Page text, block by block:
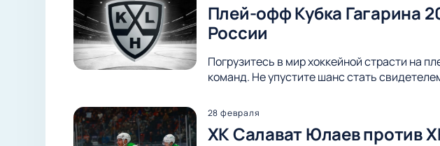
Плей-офф Кубка Гагарина
России
Погрузитесь в мир хоккейной страсти на
команд. Не упустите шанс стать
28 февраля
ХК Салават Юлаев против